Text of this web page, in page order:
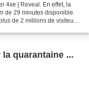
4xe | Reveal. En effet, la
de 29 minutes disponible
de 2 millions de visiteurs
quarantaine ...